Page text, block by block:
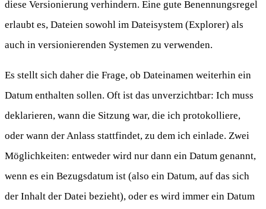
diese Versionierung verhindern. Eine gute Benennungsregel
erlaubt es, Dateien sowohl im Dateisystem (Explorer) als
auch in versionierenden Systemen zu verwenden.
Es stellt sich daher die Frage, ob Dateinamen weiterhin ein
Datum enthalten sollen. Oft ist das unverzichtbar: Ich muss
deklarieren, wann die Sitzung war, die ich protokolliere,
oder wann der Anlass stattfindet, zu dem ich einlade. Zwei
Möglichkeiten: entweder wird nur dann ein Datum genannt,
wenn es ein Bezugsdatum ist (also ein Datum, auf das sich
der Inhalt der Datei bezieht), oder es wird immer ein Datum